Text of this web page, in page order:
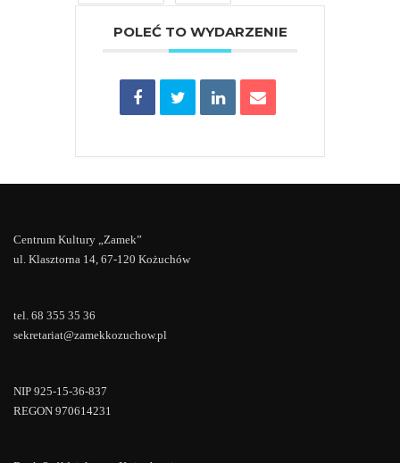
POLEĆ TO WYDARZENIE
Centrum Kultury „Zamek”
ul. Klasztorna 14, 67-120 Kożuchów
tel. 68 355 35 36
sekretariat@zamekkozuchow.pl
NIP 925-15-36-837
REGON 970614231